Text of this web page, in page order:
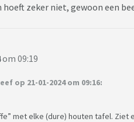
hoeft zeker niet, gewoon een
om 09:19
op 21-01-2024 om 09:16:
met elke (dure) houten tafel.